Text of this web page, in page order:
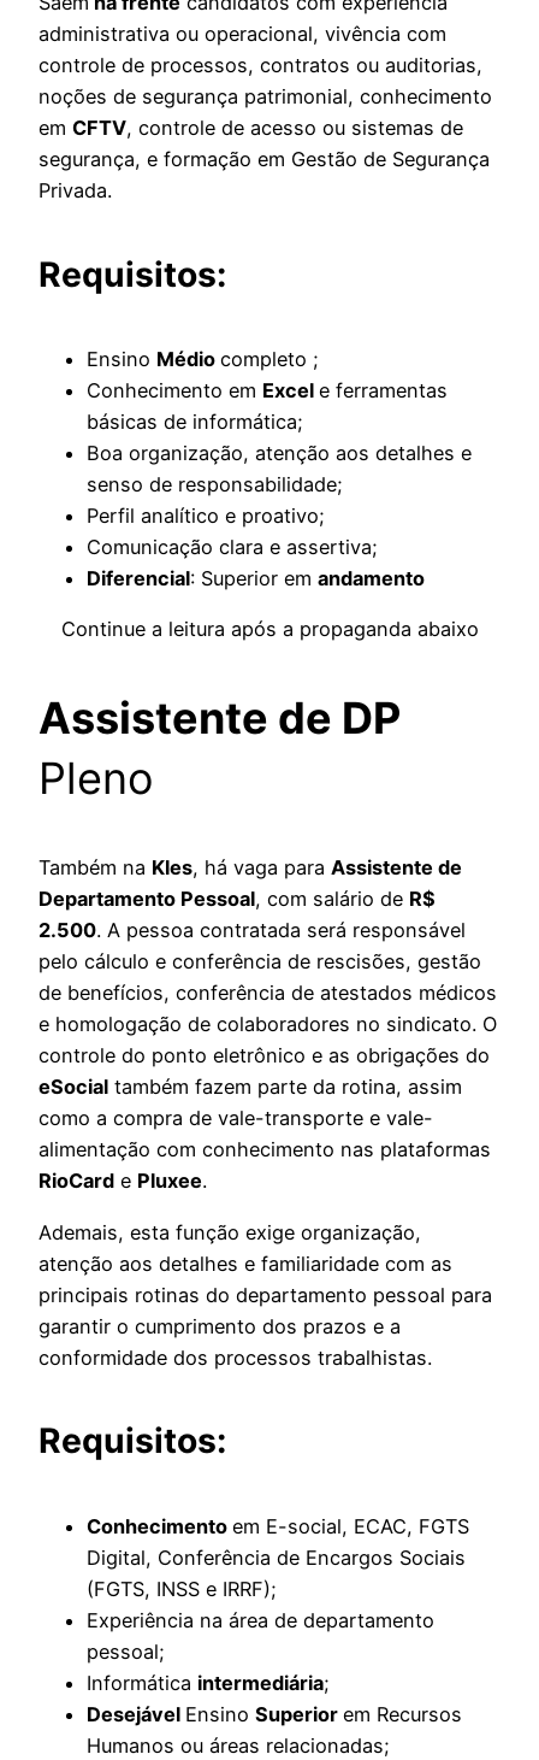
administrativa ou operacional, vivência com
controle de processos, contratos ou auditorias,
noções de segurança patrimonial, conhecimento
em CFTV, controle de acesso ou sistemas de
segurança, e formação em Gestão de Segurança
Privada.
Requisitos:
Ensino Médio completo ;
Conhecimento em Excel e ferramentas
básicas de informática;
Boa organização, atenção aos detalhes e
senso de responsabilidade;
Perfil analítico e proativo;
Comunicação clara e assertiva;
Diferencial: Superior em andamento
Continue a leitura após a propaganda abaixo
Assistente de DP
Pleno
Também na Kles, há vaga para Assistente de
Departamento Pessoal, com salário de R$
2.500. A pessoa contratada será responsável
pelo cálculo e conferência de rescisões, gestão
de benefícios, conferência de atestados médicos
e homologação de colaboradores no sindicato. O
controle do ponto eletrônico e as obrigações do
eSocial também fazem parte da rotina, assim
como a compra de vale-transporte e vale-
alimentação com conhecimento nas plataformas
RioCard e Pluxee.
Ademais, esta função exige organização,
atenção aos detalhes e familiaridade com as
principais rotinas do departamento pessoal para
garantir o cumprimento dos prazos e a
conformidade dos processos trabalhistas.
Requisitos:
Conhecimento em E-social, ECAC, FGTS
Digital, Conferência de Encargos Sociais
(FGTS, INSS e IRRF);
Experiência na área de departamento
pessoal;
Informática intermediária;
Desejável Ensino Superior em Recursos
Humanos ou áreas relacionadas;